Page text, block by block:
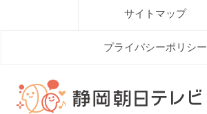
サイトマップ
プライバシーポリシー